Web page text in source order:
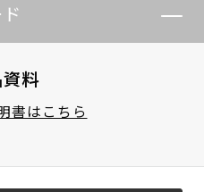
料
書はこちら